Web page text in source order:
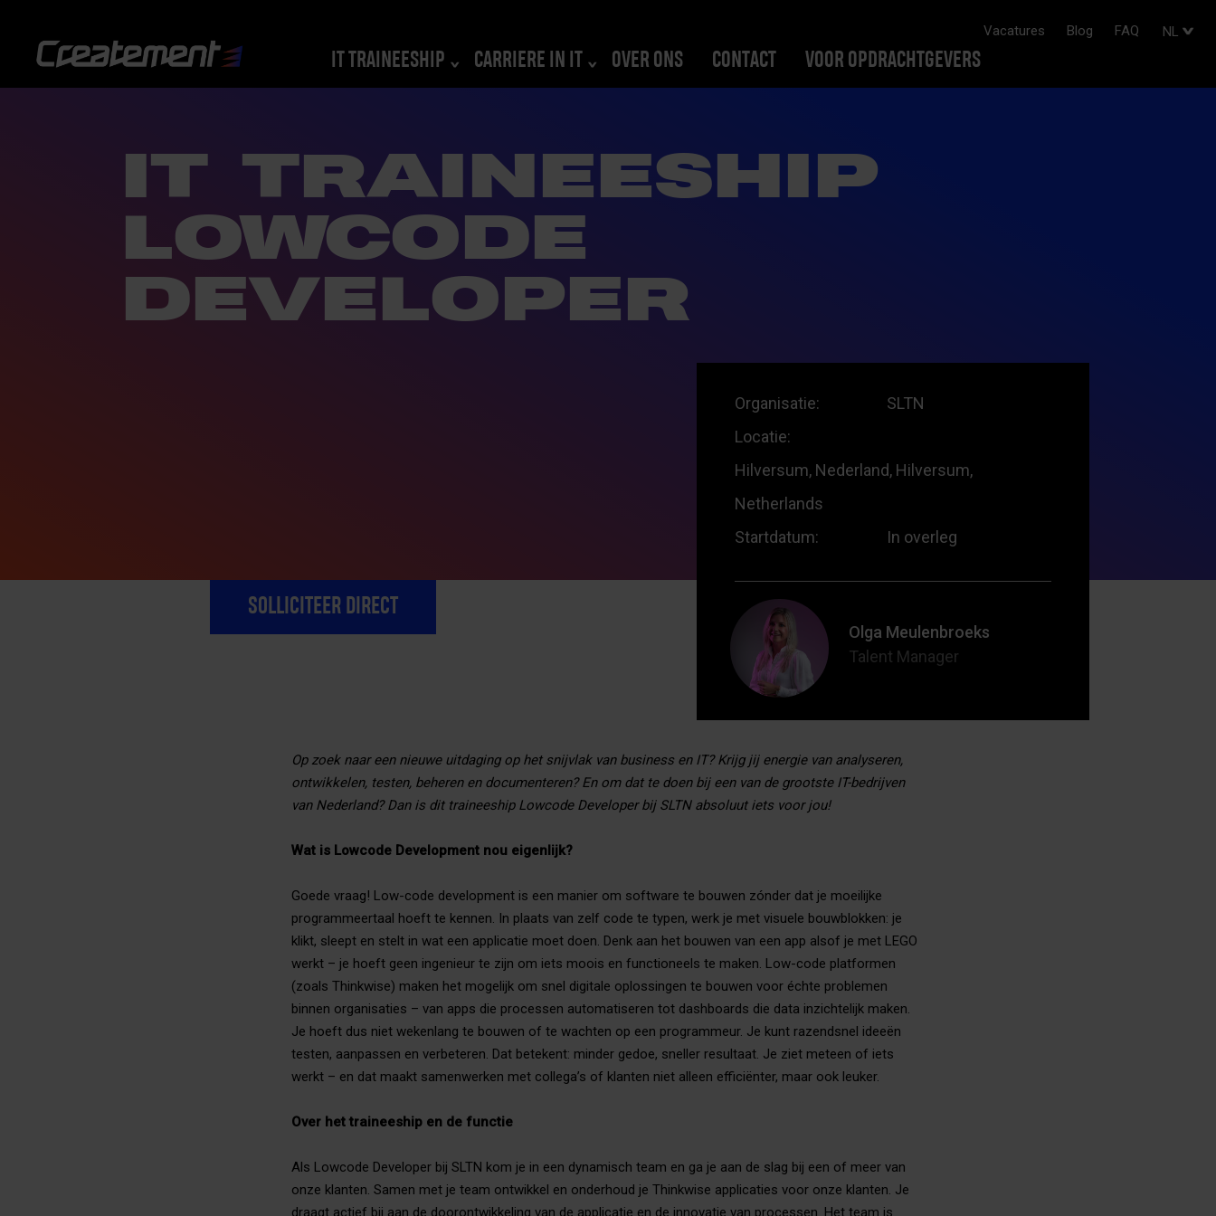
NL
Vacatures Blog FAQ
IT TRAINEESHIP CARRIERE IN IT OVER ONS CONTACT VOOR OPDRACHTGEVERS
IT TRAINEESHIP
LOWCODE
DEVELOPER
Organisatie:
SLTN
Locatie:
Hilversum, Nederland, Hilversum,
Netherlands
Startdatum:
In overleg
Olga Meulenbroeks
Talent Manager
SOLLICITEER DIRECT
Op zoek naar een nieuwe uitdaging op het snijvlak van business en IT? Krijg jij energie van analyseren,
ontwikkelen, testen, beheren en documenteren? En om dat te doen bij een van de grootste IT-bedrijven
van Nederland? Dan is dit traineeship Lowcode Developer bij SLTN absoluut iets voor jou!
Wat is Lowcode Development nou eigenlijk?
Goede vraag! Low-code development is een manier om software te bouwen zónder dat je moeilijke
programmeertaal hoeft te kennen. In plaats van zelf code te typen, werk je met visuele bouwblokken: je
klikt, sleept en stelt in wat een applicatie moet doen. Denk aan het bouwen van een app alsof je met LEGO
werkt – je hoeft geen ingenieur te zijn om iets moois en functioneels te maken. Low-code platformen
(zoals Thinkwise) maken het mogelijk om snel digitale oplossingen te bouwen voor échte problemen
binnen organisaties – van apps die processen automatiseren tot dashboards die data inzichtelijk maken.
Je hoeft dus niet wekenlang te bouwen of te wachten op een programmeur. Je kunt razendsnel ideeën
testen, aanpassen en verbeteren. Dat betekent: minder gedoe, sneller resultaat. Je ziet meteen of iets
werkt – en dat maakt samenwerken met collega’s of klanten niet alleen efficiënter, maar ook leuker.
Over het traineeship en de functie
Als Lowcode Developer bij SLTN kom je in een dynamisch team en ga je aan de slag bij een of meer van
onze klanten. Samen met je team ontwikkel en onderhoud je Thinkwise applicaties voor onze klanten. Je
draagt actief bij aan de doorontwikkeling van de applicatie en de innovatie van processen. Het team is